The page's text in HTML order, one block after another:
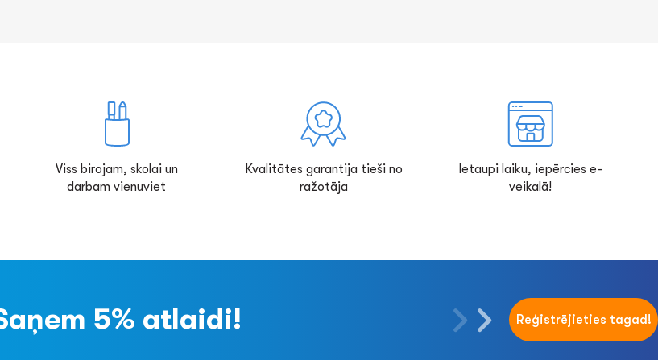
Viss birojam, skolai un
darbam vienuviet
Kvalitātes garantija tieši no
ražotāja
Ietaupi laiku, iepērcies e-
veikalā!
5% atlaidi! Reģistrējieties tagad!